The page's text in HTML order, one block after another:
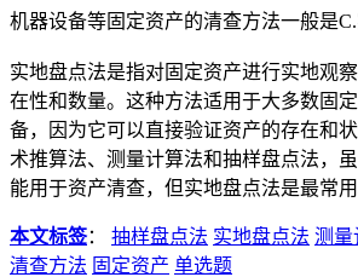
机器设备等固定资产的清查方法一般是C.
实地盘点法是指对固定资产进行实地观
在性和数量。这种方法适用于大多数固
备，因为它可以直接验证资产的存在和
术推算法、测量计算法和抽样盘点法，
能用于资产清查，但实地盘点法是最常用
本文标签： 抽样盘点法 实地盘点法 测量
清查方法 固定资产 单选题